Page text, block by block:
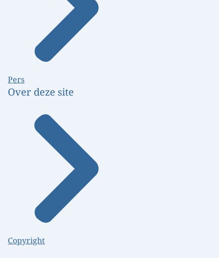
Pers
Over deze site
Copyright